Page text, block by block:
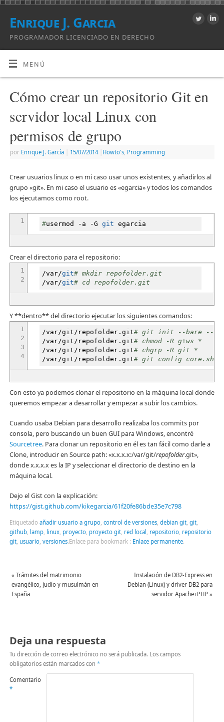
Enrique J. Garcia
PROGRAMADOR LICENCIADO EN DERECHO
MENÚ
Cómo crear un repositorio Git en
servidor local Linux con
permisos de grupo
por Enrique J. Garcí­a 15/07/2014 Howto's, Programming
Crear usuarios linux o en mi caso usar unos existentes, y añadirlos al
grupo «git». En mi caso el usuario es «egarcia» y todos los comandos
los ejecutamos como root.
1 #usermod -a -G git egarcia
Crear el directorio para el repositorio:
1
2
/var/git# mkdir repofolder.git
/var/git# cd repofolder.git
Y **dentro** del directorio ejecutar los siguientes comandos:
1
2
3
4
/var/git / repofolder.git# git init --bare --
/var/git / repofolder.git# chmod -R g+ws *
/var/git / repofolder.git# chgrp -R git *
/var/git / repofolder.git# git config
Con esto ya podemos clonar el repositorio en la máquina local donde
queremos empezar a desarrollar y empezar a subir los cambios.
Cuando usaba Debian para desarrollo realizaba los commits por
consola, pero buscando un buen GUI para Windows, encontré
Sourcetree. Para clonar un repositorio en él es tan fácil como darle a
Clone, introducir en Source path: «x.x.x.x:/var/git/repofolder.git»,
donde x.x.x.x es la IP y seleccionar el directorio de destino en la
máquina local.
Dejo el Gist con la explicación:
https://gist.github.com/kikegarcia/61f20fe86bde35e7c798
Etiquetado añadir usuario a grupo, control de versiones, debian git, git,
github, lamp, linux, proyecto, proyecto git, red local , repositorio, repositorio
git, usuario, versiones.Enlace para bookmark : Enlace permanente.
« Trámites del matrimonio
evangélico, judío y musulmán en
España
Instalación de DB2-Express en
Debian (Linux) y driver DB2 para
servidor Apache+PHP»
Deja una respuesta
Tu dirección de correo electrónico no será publicada. Los campos
obligatorios están marcados con *
Comentario
*